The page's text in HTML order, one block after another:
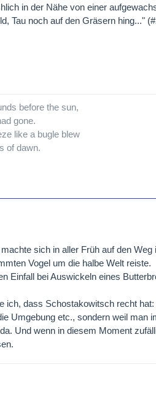
in der Nähe von einer
Tau noch auf den Gräsern hing..."
before the sun,
gone.
like a bugle blew
of dawn.
sich in aller Früh auf den
Vogel um die halbe Welt reiste.
Einfall bei Auswickeln eines
ich, dass Schostakowitsch recht
Umgebung etc., sondern weil man
Und wenn in diesem Moment